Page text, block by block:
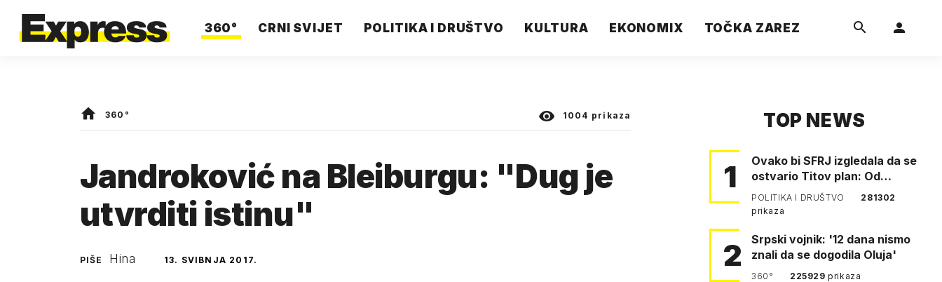
360° CRNI SVIJET POLITIKA I DRUŠTVO KULTURA EKONOMIX TOČKA ZAREZ
360° 1004 prikaza
Jandroković na Bleiburgu: "Dug je
utvrditi istinu"
PIŠE Hina 13. SVIBNJA 2017.
TOP NEWS
1
Ovako bi SFRJ izgledala da se
ostvario Titov plan: Od
Klagenfurta do Istanbula!
POLITIKA I DRUŠTVO
281302
prikaza
2
Srpski vojnik: '12 dana nismo
znali da se dogodila Oluja'
360° 225929prikaza